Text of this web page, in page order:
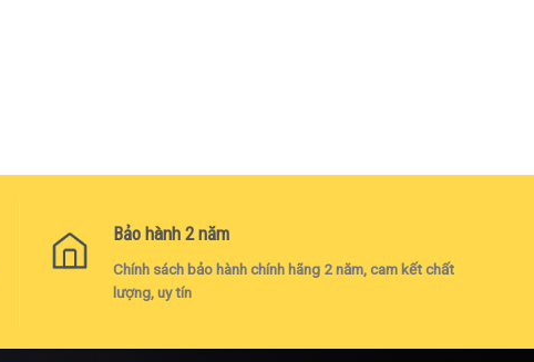
Bảo hành 2 năm
Chính sách bảo hành chính hãng 2 năm, cam kết chất
lượng, uy tín